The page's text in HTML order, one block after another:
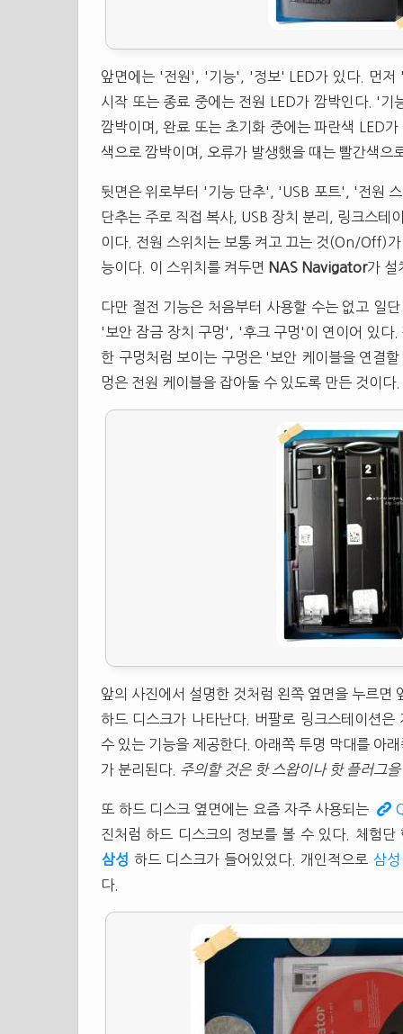
앞면에는 '전원', '기능', '정보' LED가 있다. 먼저
시작 또는 종료 중에는 전원 LED가 깜박인다. '
깜박이며, 완료 또는 초기화 중에는 파란색 LED
색으로 깜박이며, 오류가 발생했을 때는 빨간색으
뒷면은 위로부터 '기능 단추', 'USB 포트', '전원
단추는 주로 직접 복사, USB 장치 분리, 링크스테
이다. 전원 스위치는 보통 켜고 끄는 것(On/Off)
능이다. 이 스위치를 켜두면 NAS Navigator가 설
다만 절전 기능은 처음부터 사용할 수는 없고 일
'보안 잠금 장치 구멍', '후크 구멍'이 연이어 있다
한 구멍처럼 보이는 구멍은 '보안 케이블을 연결
멍은 전원 케이블을 잡아둘 수 있도록 만든 것이다.
앞의 사진에서 설명한 것처럼 왼쪽 옆면을 누르면
하드 디스크가 나타난다. 버팔로 링크스테이션
수 있는 기능을 제공한다. 아래쪽 투명 막대를 아
가 분리된다. 주의할 것은 핫 스왑이나 핫 플러그
또 하드 디스크 옆면에는 요즘 자주 사용되는
진처럼 하드 디스크의 정보를 볼 수 있다. 체험
삼성 하드 디스크가 들어있었다. 개인적으로 삼성
다.